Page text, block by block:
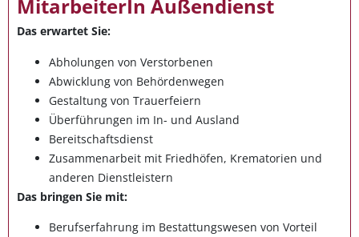
MitarbeiterIn Außendienst
Das erwartet Sie:
Abholungen von Verstorbenen
Abwicklung von Behördenwegen
Gestaltung von Trauerfeiern
Überführungen im In- und Ausland
Bereitschaftsdienst
Zusammenarbeit mit Friedhöfen, Krematorien und
anderen Dienstleistern
Das bringen Sie mit:
Berufserfahrung im Bestattungswesen von Vorteil